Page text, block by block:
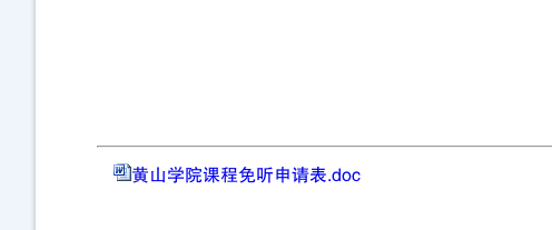
黄山学院课程免听申请表.doc